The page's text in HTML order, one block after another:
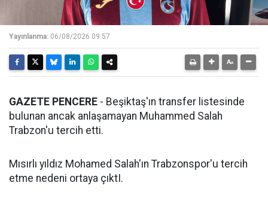
Yayınlanma: 06/08/2026 09:57
GAZETE PENCERE - Beşiktaş'ın transfer listesinde
bulunan ancak anlaşamayan Muhammed Salah
Trabzon'u tercih etti.
Mısırlı yıldız Mohamed Salah'ın Trabzonspor'u tercih
etme nedeni ortaya çıktI.